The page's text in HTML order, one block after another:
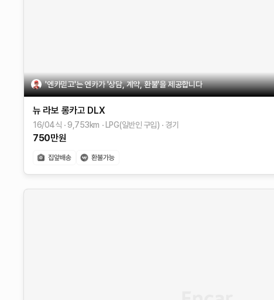
'엔카믿고'는 엔카가 '상담, 계약, 환불'을 제공합니다
뉴 라보 롱카고 DLX
16/04식 9,753km LPG(일반인 구입) 경기
750만원